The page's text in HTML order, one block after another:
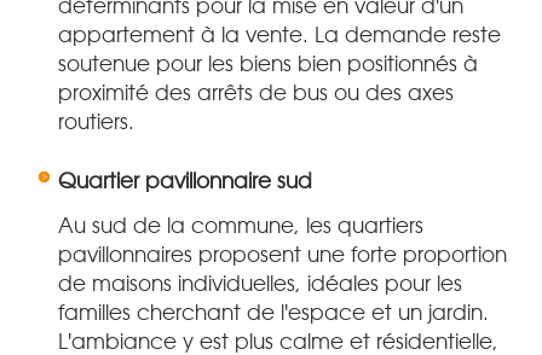
déterminants pour la mise en valeur d'un
appartement à la vente. La demande reste
soutenue pour les biens bien positionnés à
proximité des arrêts de bus ou des axes
routiers.
Quartier pavillonnaire sud
Au sud de la commune, les quartiers
pavillonnaires proposent une forte proportion
de maisons individuelles, idéales pour les
familles cherchant de l'espace et un jardin.
L'ambiance y est plus calme et résidentielle,